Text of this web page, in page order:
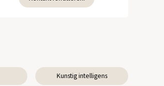
Kunstig intelligens